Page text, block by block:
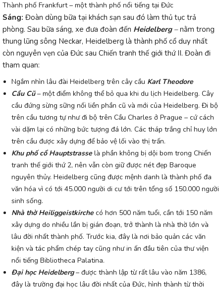
Thành phố Frankfurt – một thành phố nổi tiếng tại Đức
Sáng: Đoàn dùng bữa tại khách sạn sau đó làm thủ tục trả
phòng. Sau bữa sáng, xe đưa đoàn đến Heidelberg –nằm trong
thung lũng sông Neckar, Heidelberg là thành phố cổ duy nhất
còn nguyên vẹn của Đức sau Chiến tranh thế giới thứ II. Đoàn đi
tham quan:
Ngắm nhìn lâu đài Heidelberg trên cây cầu Karl Theodore
Cầu Cũ– một điểm không thể bỏ qua khi du lịch Heidelberg. Cây
cầu đứng sừng sững nối liền phần cũ và mới của Heidelberg. Đi bộ
trên cầu tương tự như đi bộ trên Cầu Charles ở Prague – cứ cách
vài dặm lại có những bức tượng đá lớn. Các tháp trắng chỉ huy lớn
trên cầu được xây dựng để bảo vệ lối vào thị trấn.
Khu phố cổ Hauptstrasselà phần không bị dội bom trong Chiến
tranh thế giới thứ 2, nên vẫn còn giữ được nét đẹp Baroque
nguyên thủy. Heidelberg cũng được mệnh danh là thành phố đa
văn hóa vì có tới 45.000 người di cư tới trên tổng số 150.000 người
sinh sống.
Nhà thờ Heiliggeistkirchecó hơn 500 năm tuổi, cần tới 150 năm
xây dựng do nhiều lần bị gián đoạn, trở thành là nhà thờ lớn và
lâu đời nhất thành phố. Trước kia, đây là nơi bảo quản các văn
kiện và tác phẩm chép tay cũng như in ấn đầu tiên của thư viện
nổi tiếng Bibliotheca Palatina.
Đại học Heidelberg– được thành lập từ rất lâu vào năm 1386,
đây là trường đại học lâu đời nhất của Đức, hình thành từ thời